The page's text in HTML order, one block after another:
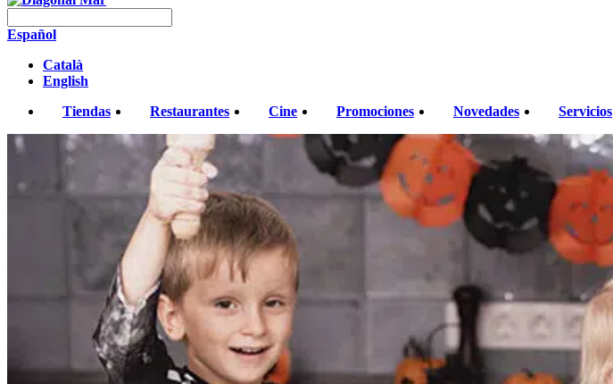
Español
Català
English
Tiendas
Restaurantes Cine Promociones Novedades Servicios